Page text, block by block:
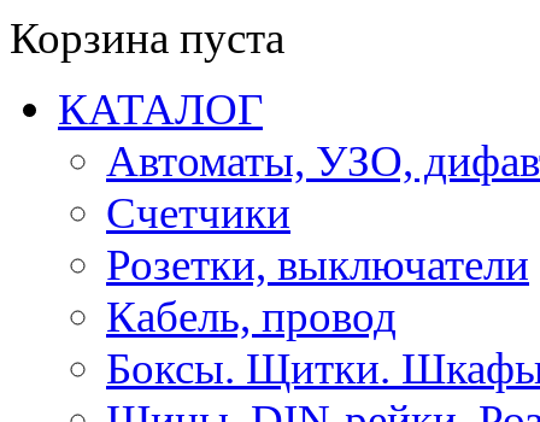
Корзина пуста
КАТАЛОГ
Автоматы, УЗО,
Счетчики
Розетки, выключатели
Кабель, провод
Боксы. Щитки.